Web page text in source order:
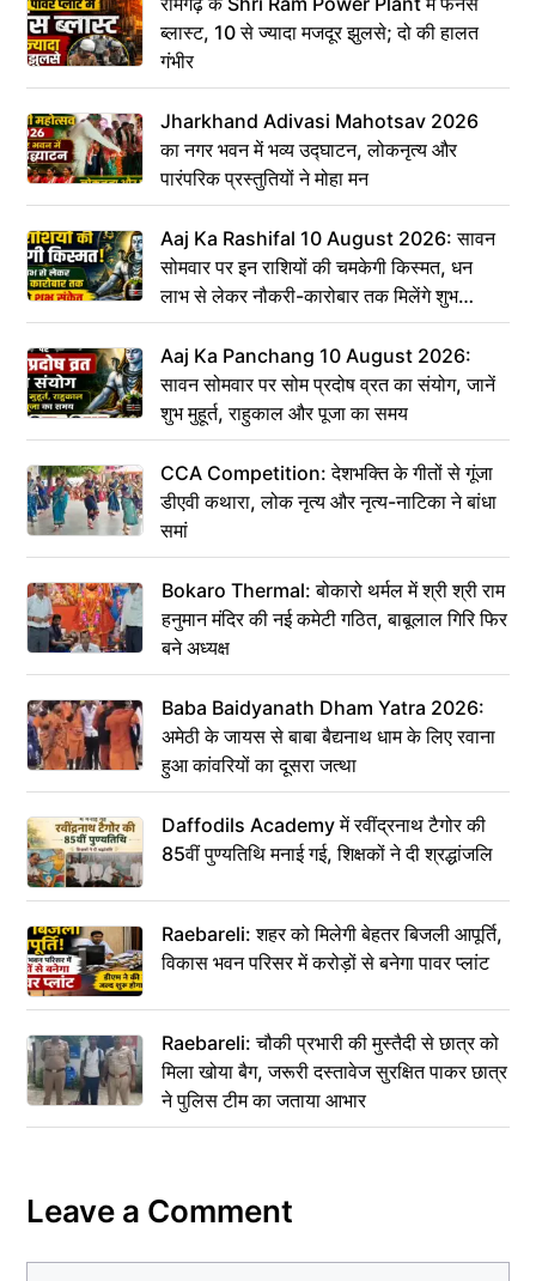
ब्लास्ट, 10 से ज्यादा मजदूर झुलसे; दो की हालत
गंभीर
Jharkhand Adivasi Mahotsav 2026
का नगर भवन में भव्य उद्घाटन, लोकनृत्य और
पारंपरिक प्रस्तुतियों ने मोहा मन
Aaj Ka Rashifal 10 August 2026: सावन
सोमवार पर इन राशियों की चमकेगी किस्मत, धन
लाभ से लेकर नौकरी-कारोबार तक मिलेंगे शुभ
संकेत
Aaj Ka Panchang 10 August 2026:
सावन सोमवार पर सोम प्रदोष व्रत का संयोग, जानें
शुभ मुहूर्त, राहुकाल और पूजा का समय
CCA Competition: देशभक्ति के गीतों से गूंजा
डीएवी कथारा, लोक नृत्य और नृत्य-नाटिका ने बांधा
समां
Bokaro Thermal: बोकारो थर्मल में श्री श्री राम
हनुमान मंदिर की नई कमेटी गठित, बाबूलाल गिरि फिर
बने अध्यक्ष
Baba Baidyanath Dham Yatra 2026:
अमेठी के जायस से बाबा बैद्यनाथ धाम के लिए रवाना
हुआ कांवरियों का दूसरा जत्था
Daffodils Academy में रवींद्रनाथ टैगोर की
85वीं पुण्यतिथि मनाई गई, शिक्षकों ने दी श्रद्धांजलि
Raebareli: शहर को मिलेगी बेहतर बिजली आपूर्ति,
विकास भवन परिसर में करोड़ों से बनेगा पावर प्लांट
Raebareli: चौकी प्रभारी की मुस्तैदी से छात्र को
मिला खोया बैग, जरूरी दस्तावेज सुरक्षित पाकर छात्र
ने पुलिस टीम का जताया आभार
Leave a Comment